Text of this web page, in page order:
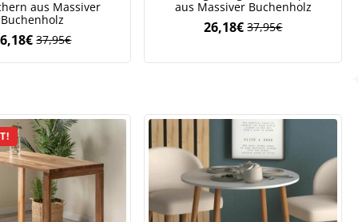
aus Massiver
Buchenholz
37,95€
Ursprünglicher
Preis
€Aktueller
Preis
aus Massiver Buchenholz
37,95€
Ursprünglicher
war:
26,18€Aktueller
ist: